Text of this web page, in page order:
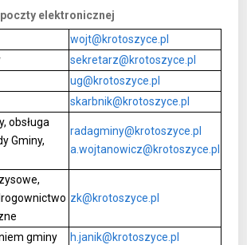
elektronicznej
wojt@krotoszyce.pl
sekretarz@krotoszyce.pl
ug@krotoszyce.pl
skarbnik@krotoszyce.pl
obsługa
Gminy,
radagminy@krotoszyce.pl
a.wojtanowicz@krotoszyce.pl
zk@krotoszyce.pl
gminy
h.janik@krotoszyce.pl